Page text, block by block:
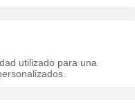
utilizado para una